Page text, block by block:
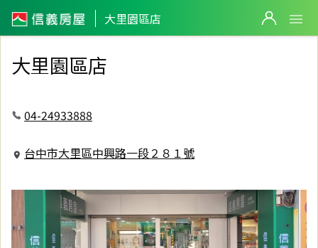
大里園區店
信義房屋大里園區店
大里園區店
04-24933888
台中市大里區中興路一段２８１號